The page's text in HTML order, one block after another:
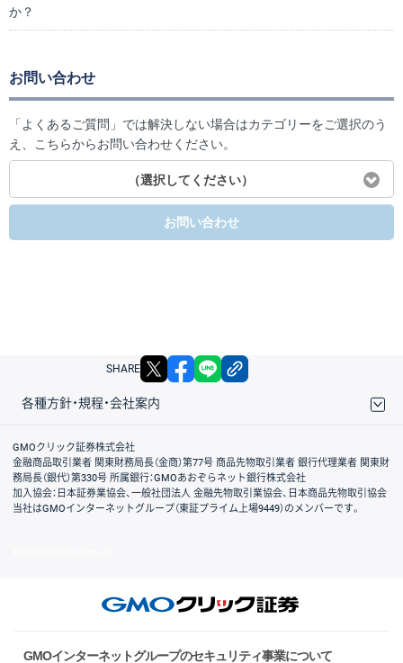
か？
お問い合わせ
「よくあるご質問」では解決しない場合はカテゴリーをご選択のう
え、こちらからお問い合わせください。
（選択してください）
お問い合わせ
SHARE X facebook
各種方針・規程・会社案内
取引規程・約款
サイトマップ
その他のご案内
個人情報保護方針
最良執行方針
サイトのご利用について
ディスクレイマー
信託保全
リスク説明
会社案内
GMOクリック証券株式会社
金融商品取引業者 関東財務局長（金商）第77号 商品先物取引業者 銀行代理業者 関東財
務局長（銀代）第330号 所属銀行：GMOあおぞらネット銀行株式会社
加入協会：日本証券業協会、一般社団法人 金融先物取引業協会、日本商品先物取引協会
当社はGMOインターネットグループ（東証プライム上場9449）のメンバーです。
GMOインターネットグループのセキュリティ事業について